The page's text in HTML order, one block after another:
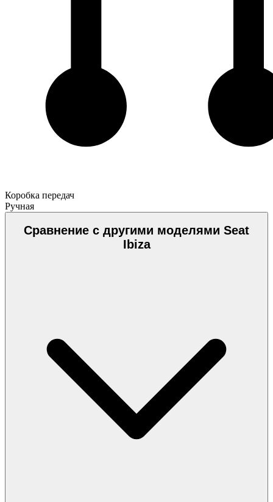
Коробка передач
Ручная
Сравнение с другими моделями Seat
Ibiza